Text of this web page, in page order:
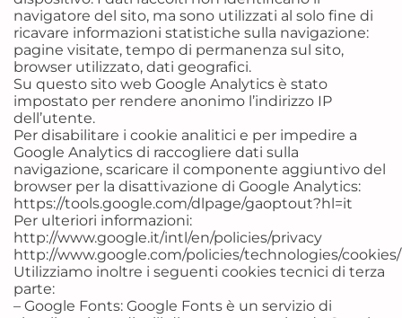
navigatore del sito, ma sono utilizzati al solo fine di
ricavare informazioni statistiche sulla navigazione:
pagine visitate, tempo di permanenza sul sito,
browser utilizzato, dati geografici.
Su questo sito web Google Analytics è stato
impostato per rendere anonimo l’indirizzo IP
dell’utente.
Per disabilitare i cookie analitici e per impedire a
Google Analytics di raccogliere dati sulla
navigazione, scaricare il componente aggiuntivo del
browser per la disattivazione di Google Analytics:
https://tools.google.com/dlpage/gaoptout?hl=it
Per ulteriori informazioni:
http://www.google.it/intl/en/policies/privacy
http://www.google.com/policies/technologies/cookies/
Utilizziamo inoltre i seguenti cookies tecnici di terza
parte:
– Google Fonts: Google Fonts è un servizio di